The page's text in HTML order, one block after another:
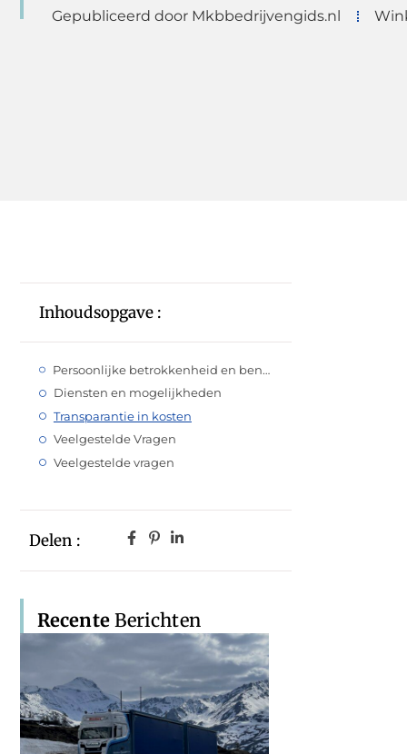
Gepubliceerd door Mkbbedrijvengids.nl
Inhoudsopgave :
Persoonlijke betrokkenheid en benadering
Diensten en mogelijkheden
Transparantie in kosten
Veelgestelde Vragen
Veelgestelde vragen
Delen :
RecenteBerichten